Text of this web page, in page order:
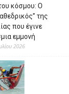
κόσμου: Ο
της
που έγινε
εμμονή
2026